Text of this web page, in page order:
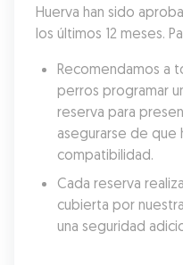
Huerva han sido
los últimos 12 meses.
Recomendamos a
perros programar
reserva para
asegurarse de que
compatibilidad.
Cada reserva
cubierta por
una seguridad